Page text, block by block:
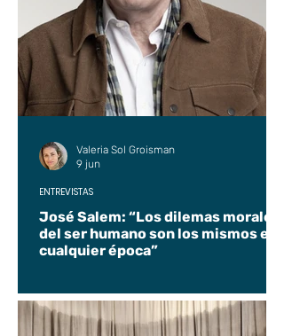
José Salem: “Los dilemas morales
del ser humano son los mismos en
cualquier época”
ENTREVISTAS
Valeria Sol Groisman
9 jun